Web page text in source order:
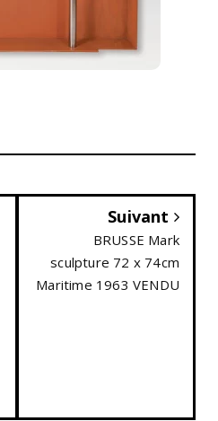
Suivant
BRUSSE Mark
sculpture 72 x 74cm
Maritime 1963 VENDU